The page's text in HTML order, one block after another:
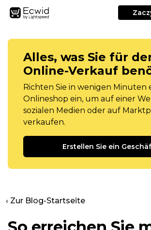
Alles, was Sie für
Online-Verkauf
Richten Sie in wenigen Minuten
Onlineshop ein, um auf einer
sozialen Medien oder auf
verkaufen.
Erstellen Sie ein
‹ Zur Blog-Startseite